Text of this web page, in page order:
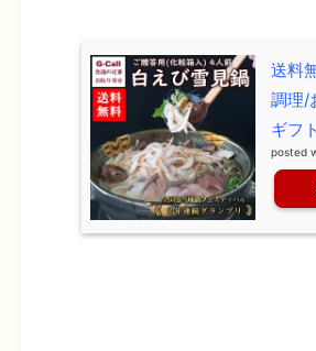
送料
調理/
ギフ
posted